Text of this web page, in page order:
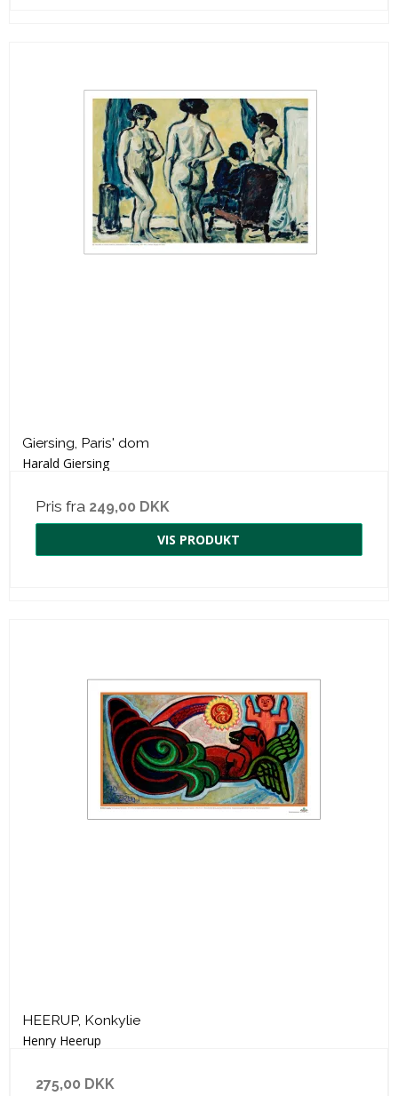
Giersing, Paris' dom
Harald Giersing
Pris fra 249,00 DKK
VIS PRODUKT
HEERUP, Konkylie
Henry Heerup
275,00 DKK